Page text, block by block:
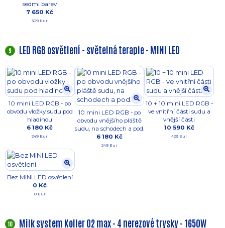
sedmi barev
7 650 Kč
309 Eur
9 LED RGB osvětlení - světelná terapie - MINI LED
10 mini LED RGB - po
obvodu vložky sudu pod
hladinou
6 180 Kč
249 Eur
10 mini LED RGB - po
obvodu vnějšího pláště
sudu, na schodech a pod.
6 180 Kč
249 Eur
10 + 10 mini LED RGB -
ve vnitřní části sudu a
vnější části
10 590 Kč
429 Eur
Bez MINI LED osvětlení
0 Kč
0 Eur
10 Milk system Koller O2 max - 4 nerezové trysky - 1650W